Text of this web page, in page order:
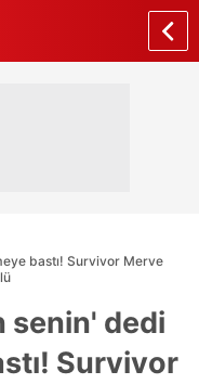
bastı! Survivor Merve
senin' dedi
Survivor